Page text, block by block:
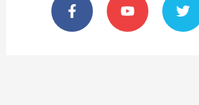
a
c
e
o
u
t
w
i
t